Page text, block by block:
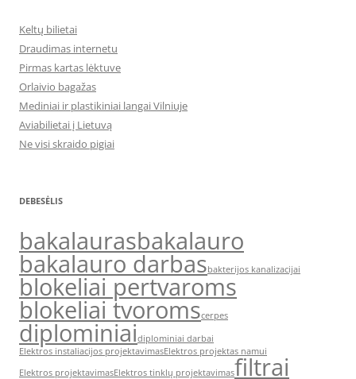
Keltų bilietai
Draudimas internetu
Pirmas kartas lėktuve
Orlaivio bagažas
Mediniai ir plastikiniai langai Vilniuje
Aviabilietai į Lietuvą
Ne visi skraido pigiai
DEBESĖLIS
bakalaurasbakalauro
bakalauro darbasbakterijos kanalizacijai
blokeliai pertvaroms
blokeliai tvoromscerpes
diplominiaidiplominiai darbai
Elektros instaliacijos projektavimasElektros projektas namui
Elektros projektavimasElektros tinklų projektavimasfiltrai